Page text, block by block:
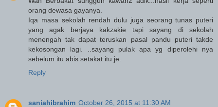
orang dewasa gayanya.
Iqa masa sekolah rendah dulu juga seorang tunas puteri
yang agak berjaya kakzakie tapi sayang di sekolah
menengah tak dapat teruskan pasal pandu puteri takde
kekosongan lagi. ..sayang pulak apa yg diperolehi nya
sebelum itu abis setakat itu je.
Reply
saniahibrahim October 26, 2015 at 11:30 AM